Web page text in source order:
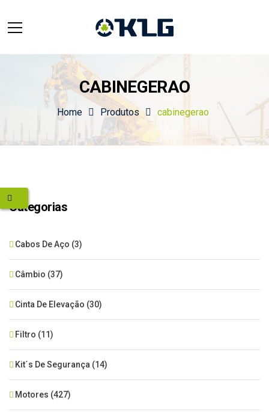
CABINEGERAO
Home Produtos cabinegerao
Categorias
Cabos De Aço (3)
Câmbio (37)
Cinta De Elevação (30)
Filtro (11)
Kit´s De Segurança (14)
Motores (427)